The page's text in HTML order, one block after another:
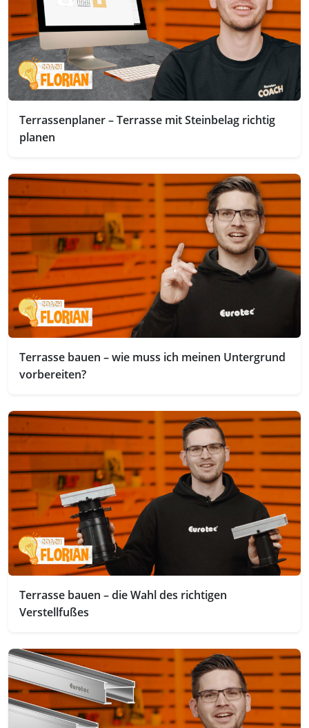
Terrassenplaner – Terrasse mit Steinbelag richtig
planen
Terrasse bauen – wie muss ich meinen Untergrund
vorbereiten?
Terrasse bauen – die Wahl des richtigen
Verstellfußes